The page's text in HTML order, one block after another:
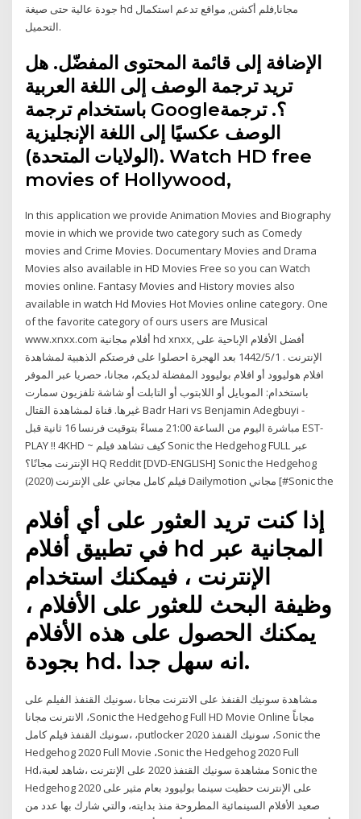
جودة عالية حتى صيغة hd مجانا,فلم أكشن, مواقع تدعم استكمال
التحميل.
الإضافة إلى قائمة المحتوى المفضّل. هل
تريد ترجمة الوصف إلى اللغة العربية
باستخدام ترجمة Google؟. ترجمة
الوصف عكسيًا إلى اللغة الإنجليزية
(الولايات المتحدة). Watch HD free
movies of Hollywood,
In this application we provide Animation Movies and Biography
movie in which we provide two category such as Comedy
movies and Crime Movies. Documentary Movies and Drama
Movies also available in HD Movies Free so you can Watch
movies online. Fantasy Movies and History movies also
available in watch Hd Movies Hot Movies online category. One
of the favorite category of ours users are Musical
www.xnxx.com أفلام مجانية hd xnxx, أفضل الأفلام الإباحية على
الإنترنت . 1‏‏/5‏‏/1442 بعد الهجرة احصلوا على فرصتكم الذهبية لمشاهدة
افلام هوليوود أو افلام بوليوود المفضلة لديكم، مجانا، حصريا عبر الموفر
باستخدام: الموبايل أو اللابتوب أو التابلت أو شاشة تلفزيون سمارت
غيرها. قناة لمشاهدة القتال Badr Hari vs Benjamin Adegbuyi ‎-
مباشرة اليوم من الساعة 21:00 مساءً بتوقيت فرنسا 16 ثانية قبل EST-
PLAY !! 4KHD ~ كيف تشاهد فيلم Sonic the Hedgehog FULL عبر
الإنترنت مجانًا؟ HQ Reddit [DVD-ENGLISH] Sonic the Hedgehog
(2020) فيلم كامل مجاني على الإنترنت Dailymotion مجاني [#Sonic the
إذا كنت تريد العثور على أي أفلام
في تطبيق أفلام hd المجانية عبر
الإنترنت ، فيمكنك استخدام
وظيفة البحث للعثور على الأفلام ،
يمكنك الحصول على هذه الأفلام
بجودة hd. انه سهل جدا.
مشاهدة سونيك القنفذ على الانترنت مجانا ،سونيك القنفذ الفيلم على
الانترنت مجانا ،Sonic the Hedgehog Full HD Movie Online مجاناً
،سونيك القنفذ فيلم كامل ،putlocker سونيك القنفذ 2020 ،Sonic the
Hedgehog 2020 Full Movie ،Sonic the Hedgehog 2020 Full
Hd،مشاهدة سونيك القنفذ 2020 على الإنترنت ،شاهد لعبة Sonic the
Hedgehog 2020 على الإنترنت حظيت سينما بوليوود بعام مثير على
صعيد الأفلام السينمائية المطروحة منذ بدايته، والتي شارك بها عدد من